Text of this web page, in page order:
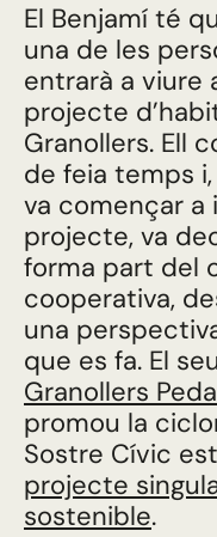
El Benjamí té
una de les
entrarà a viure
projecte
Granollers. Ell
de feia temps
va començar a
projecte, va
forma part del
cooperativa,
una
que es fa. El
Granollers
promou la
Sostre Cívic
projecte
sostenible.